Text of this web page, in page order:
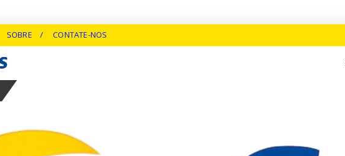
SOBRE CONTATE-NOS
e geração de empregos para defender novo ciclo de crescimento em Goiás